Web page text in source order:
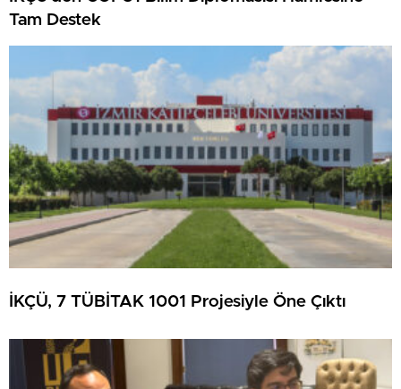
Tam Destek
İKÇÜ, 7 TÜBİTAK 1001 Projesiyle Öne Çıktı